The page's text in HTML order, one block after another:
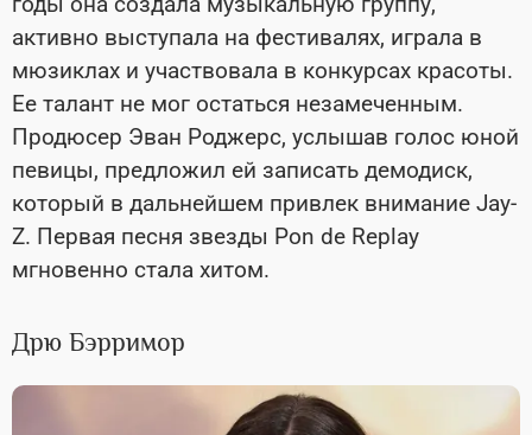
активно выступала на фестивалях, играла в
мюзиклах и участвовала в конкурсах красоты.
Ее талант не мог остаться незамеченным.
Продюсер Эван Роджерс, услышав голос юной
певицы, предложил ей записать демодиск,
который в дальнейшем привлек внимание Jay-
Z. Первая песня звезды Pon de Replay
мгновенно стала хитом.
Дрю Бэрримор